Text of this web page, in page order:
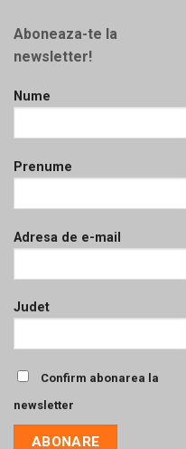
Aboneaza-te la
newsletter!
Nume
Prenume
Adresa de e-mail
Judet
Confirm abonarea la
newsletter